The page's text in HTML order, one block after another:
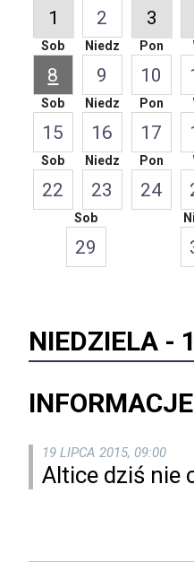
1 2 3
Sob
8
Niedz
9
Pon
10
Sob
15
Niedz
16
Pon
17
Sob
22
Niedz
23
Pon
24
Sob
29
NIEDZIELA -
INFORMACJE
19 LIPCA 2015, 09:00
Altice dziś nie